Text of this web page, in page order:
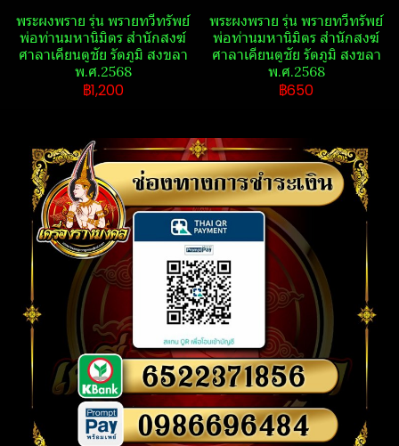
พระ​ผงพราย​ รุ่น พรายทวีทรัพย์​
พ่อท่านมหานิ​มิตร​ สำนักสงฆ์​
ศาลา​เคียน​ตู​ชัย​ รัตภูมิ​ สงขลา​
พ.ศ.2568
฿1,200
พระ​ผงพราย​ รุ่น พรายทวีทรัพย์​
พ่อท่านมหานิ​มิตร​ สำนักสงฆ์​
ศาลา​เคียน​ตู​ชัย​ รัตภูมิ​ สงขลา​
พ.ศ.2568
฿650